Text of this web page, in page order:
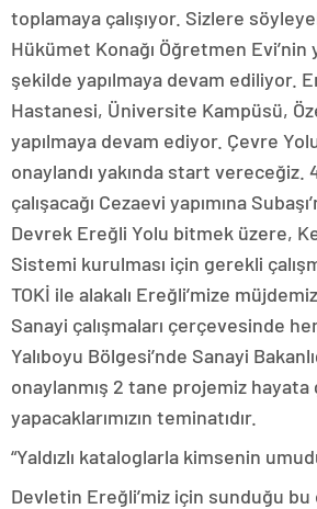
toplamaya çalışıyor. Sizlere
Hükümet Konağı Öğretmen Evi’nin
şekilde yapılmaya devam ediliyor.
Hastanesi, Üniversite Kampüsü,
yapılmaya devam ediyor. Çevre
onaylandı yakında start vereceğiz.
çalışacağı Cezaevi yapımına
Devrek Ereğli Yolu bitmek üzere,
Sistemi kurulması için gerekli
TOKİ ile alakalı Ereğli’mize
Sanayi çalışmaları çerçevesinde
Yalıboyu Bölgesi’nde Sanayi
onaylanmış 2 tane projemiz hayata
yapacaklarımızın teminatıdır.
“Yaldızlı kataloglarla kimsenin
Devletin Ereğli’miz için sunduğu bu